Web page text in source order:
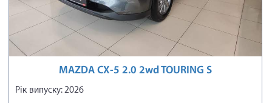
MAZDA CX-5 2.0 2wd TOURING S
Рік випуску: 2026